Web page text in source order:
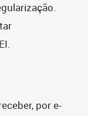
por e-